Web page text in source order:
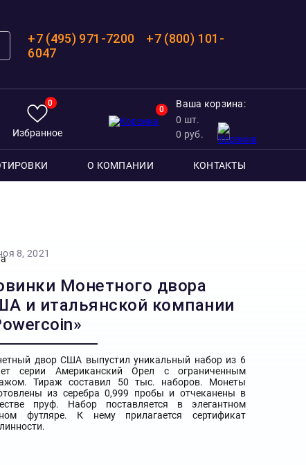
+7 (495) 971-7200
+7 (800) 101-
6047
0
Избранное
0
Ваша корзина:
0 шт.
0 руб.
О КОМПАНИИ КОНТАКТЫ
8, 2021
Монетного двора
и итальянской компании
двор США выпустил уникальный набор из 6
серии Американский Орел с ограниченным
Тираж составил 50 тыс. наборов. Монеты
из серебра 0,999 пробы и отчеканены в
пруф. Набор поставляется в элегантном
футляре. К нему прилагается сертификат